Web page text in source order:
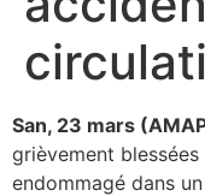
San, 23 mars
grièvement
endommagé dans